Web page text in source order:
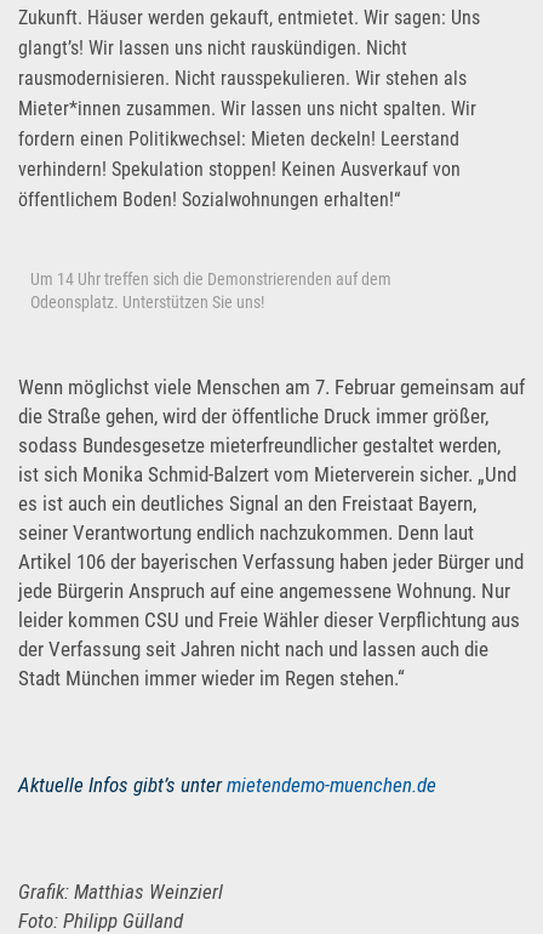
Zukunft. Häuser werden gekauft, entmietet. Wir sagen: Uns
glangt’s! Wir lassen uns nicht rauskündigen. Nicht
rausmodernisieren. Nicht rausspekulieren. Wir stehen als
Mieter*innen zusammen. Wir lassen uns nicht spalten. Wir
fordern einen Politikwechsel: Mieten deckeln! Leerstand
verhindern! Spekulation stoppen! Keinen Ausverkauf von
öffentlichem Boden! Sozialwohnungen erhalten!“
Um 14 Uhr treffen sich die Demonstrierenden auf dem
Odeonsplatz. Unterstützen Sie uns!
Wenn möglichst viele Menschen am 7. Februar gemeinsam auf
die Straße gehen, wird der öffentliche Druck immer größer,
sodass Bundesgesetze mieterfreundlicher gestaltet werden,
ist sich Monika Schmid-Balzert vom Mieterverein sicher. „Und
es ist auch ein deutliches Signal an den Freistaat Bayern,
seiner Verantwortung endlich nachzukommen. Denn laut
Artikel 106 der bayerischen Verfassung haben jeder Bürger und
jede Bürgerin Anspruch auf eine angemessene Wohnung. Nur
leider kommen CSU und Freie Wähler dieser Verpflichtung aus
der Verfassung seit Jahren nicht nach und lassen auch die
Stadt München immer wieder im Regen stehen.“
Aktuelle Infos gibt’s untermietendemo-muenchen.de
Grafik: Matthias Weinzierl
Foto: Philipp Gülland